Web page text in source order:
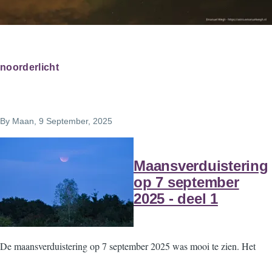
noorderlicht
By Maan , 9 September, 2025
Maansverduistering
op 7 september
2025 - deel 1
De maansverduistering op 7 september 2025 was mooi te zien. Het